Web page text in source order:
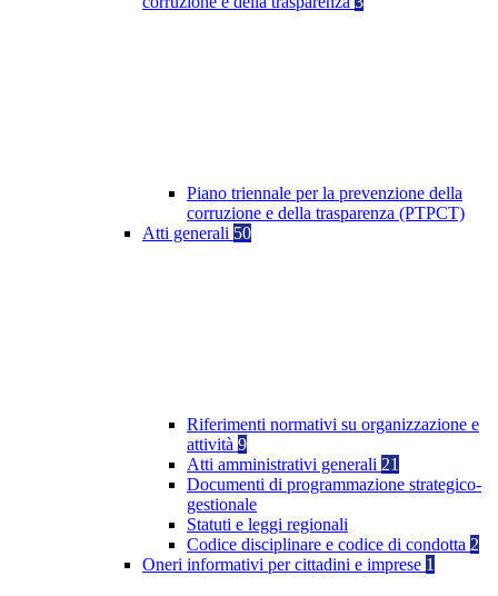
Piano triennale per la prevenzione della
corruzione e della trasparenza (PTPCT)
Atti generali 50
Riferimenti normativi su organizzazione e
attività 9
Atti amministrativi generali 21
Documenti di programmazione strategico-
gestionale
Statuti e leggi regionali
Codice disciplinare e codice di condotta 2
Oneri informativi per cittadini e imprese 1